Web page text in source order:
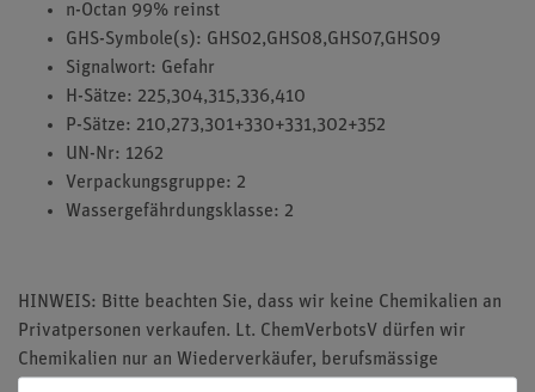
n-Octan 99% reinst
GHS-Symbole(s): GHS02,GHS08,GHS07,GHS09
Signalwort: Gefahr
H-Sätze: 225,304,315,336,410
P-Sätze: 210,273,301+330+331,302+352
UN-Nr: 1262
Verpackungsgruppe: 2
Wassergefährdungsklasse: 2
HINWEIS: Bitte beachten Sie, dass wir keine Chemikalien an
Privatpersonen verkaufen. Lt. ChemVerbotsV dürfen wir
Chemikalien nur an Wiederverkäufer, berufsmässige